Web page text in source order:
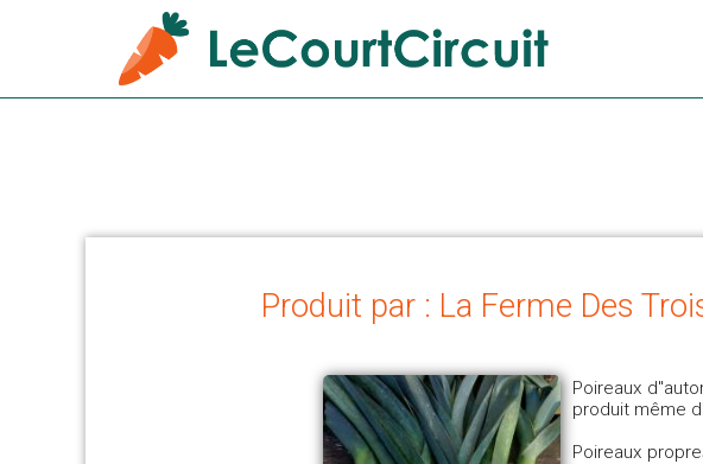
Produit par : La Ferme Des
Poireaux
produit même
Poireaux